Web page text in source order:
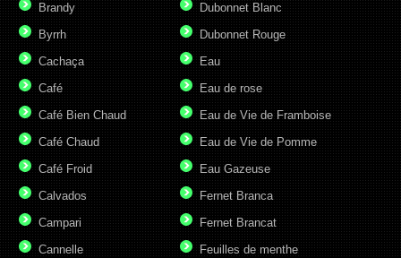
Brandy
Byrrh
Cachaça
Café
Café Bien Chaud
Café Chaud
Café Froid
Calvados
Campari
Cannelle
Dubonnet Blanc
Dubonnet Rouge
Eau
Eau de rose
Eau de Vie de Framboise
Eau de Vie de Pomme
Eau Gazeuse
Fernet Branca
Fernet Brancat
Feuilles de menthe